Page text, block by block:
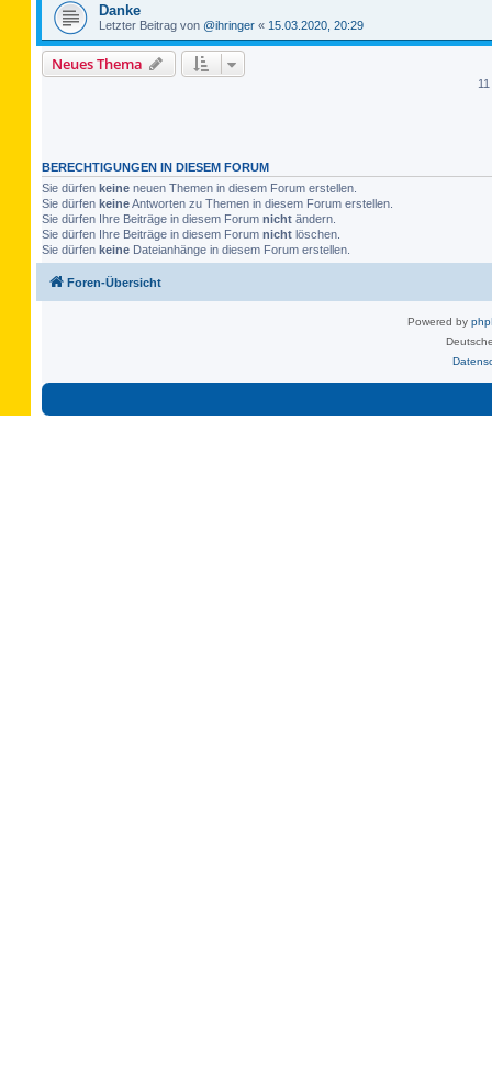
Danke
Letzter Beitrag von @ihringer « 15.03.2020, 20:29
Neues Thema
BERECHTIGUNGEN IN DIESEM FORUM
Sie dürfen keine neuen Themen in diesem Forum erstellen.
Sie dürfen keineAntworten zu Themen in diesem Forum erstellen.
Sie dürfen Ihre Beiträge in diesem Forum nicht ändern.
Sie dürfen Ihre Beiträge in diesem Forum nicht löschen.
Sie dürfen keine Dateianhänge in diesem Forum erstellen.
Foren-Übersicht
Powered by